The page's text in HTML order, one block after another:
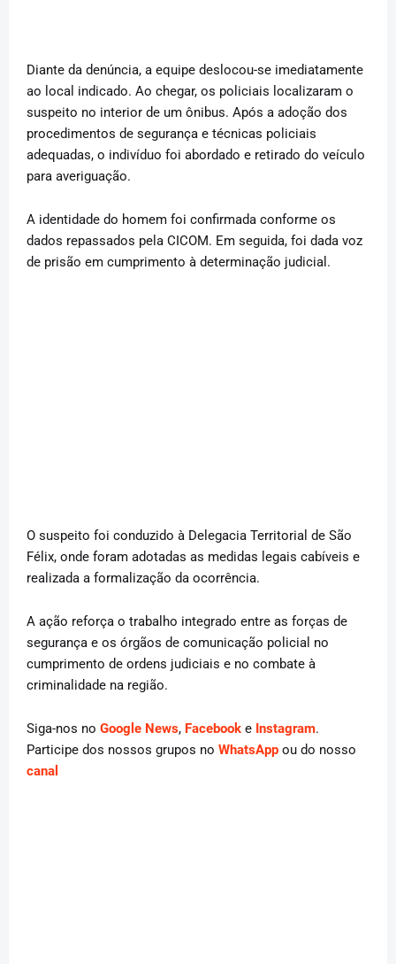
Diante da denúncia, a equipe deslocou-se imediatamente
ao local indicado. Ao chegar, os policiais localizaram o
suspeito no interior de um ônibus. Após a adoção dos
procedimentos de segurança e técnicas policiais
adequadas, o indivíduo foi abordado e retirado do veículo
para averiguação.
A identidade do homem foi confirmada conforme os
dados repassados pela CICOM. Em seguida, foi dada voz
de prisão em cumprimento à determinação judicial.
O suspeito foi conduzido à Delegacia Territorial de São
Félix, onde foram adotadas as medidas legais cabíveis e
realizada a formalização da ocorrência.
A ação reforça o trabalho integrado entre as forças de
segurança e os órgãos de comunicação policial no
cumprimento de ordens judiciais e no combate à
criminalidade na região.
Siga-nos no Google News, Facebook e Instagram.
Participe dos nossos grupos no WhatsApp ou do nosso
canal